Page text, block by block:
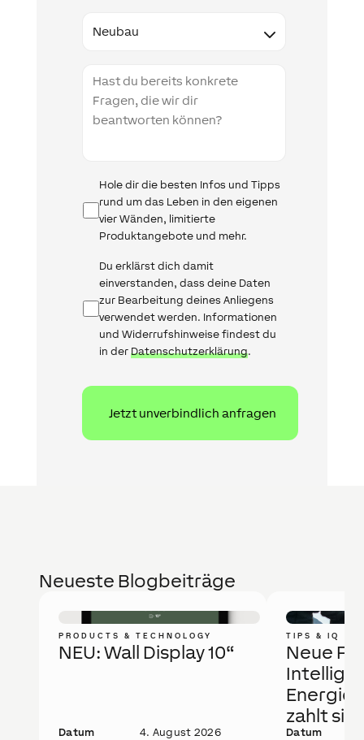
Infomail
Hole dir die besten Infos und Tipps
rund um das Leben in den eigenen
vier Wänden, limitierte
Produktangebote und mehr.
Datenschutz
Du erklärst dich damit
einverstanden, dass deine Daten
zur Bearbeitung deines Anliegens
verwendet werden. Informationen
und Widerrufshinweise findest du
in der Datenschutzerklärung.
Neueste Blogbeiträge
PRODUCTS & TECHNOLOGY
NEU: Wall Display 10“
Datum 4. August 2026
TIPS & IQ
Neue
zahlt
Datum